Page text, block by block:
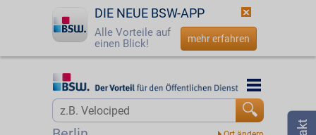
DIE NEUE BSW-APP
Alle Vorteile auf
einen Blick!
mehr erfahren
Startseite
Jetzt BSW-Mitglied werden
Startseite
Vorteilswelt